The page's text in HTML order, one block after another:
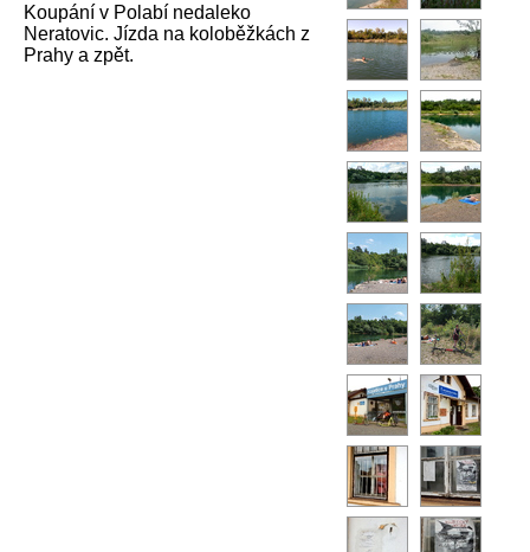
Koupání v Polabí nedaleko
Neratovic. Jízda na koloběžkách z
Prahy a zpět.